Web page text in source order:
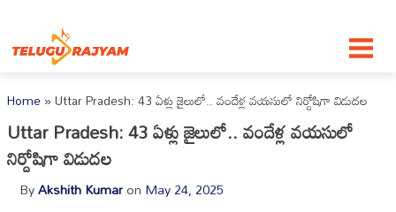
Home»Uttar Pradesh: 43 ఏళ్లు జైలులో.. వందేళ్ల వయసులో నిర్దోషిగా విడుదల
Uttar Pradesh: 43 ఏళ్లు జైలులో.. వందేళ్ల వయసులో
నిర్దోషిగా విడుదల
ByAkshith Kumaron May 24, 2025